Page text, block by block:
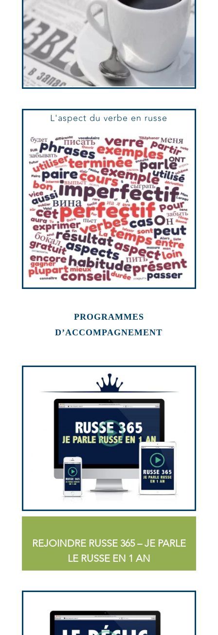
L'aspect du verbe en russe
PROGRAMMES
D’ACCOMPAGNEMENT
REJOINDRE RUSSE 365 – JE PARLE
LE RUSSE EN 1 AN